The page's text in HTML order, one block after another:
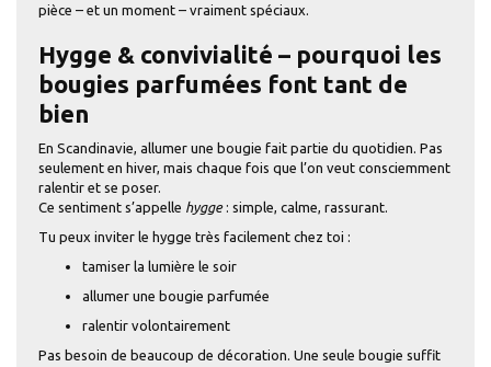
pièce – et un moment – vraiment spéciaux.
Hygge & convivialité – pourquoi les
bougies parfumées font tant de
bien
En Scandinavie, allumer une bougie fait partie du quotidien. Pas
seulement en hiver, mais chaque fois que l’on veut consciemment
ralentir et se poser.
Ce sentiment s’appelle hygge: simple, calme, rassurant.
Tu peux inviter le hygge très facilement chez toi :
tamiser la lumière le soir
allumer une bougie parfumée
ralentir volontairement
Pas besoin de beaucoup de décoration. Une seule bougie suffit